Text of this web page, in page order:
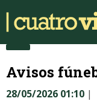
Avisos
28/05/2026 01:10 |